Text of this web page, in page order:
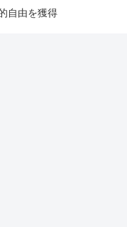
自由を獲得